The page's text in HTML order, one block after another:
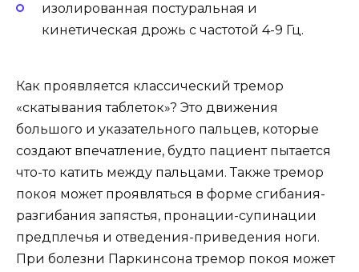
изолированная постуральная и
кинетическая дрожь с частотой 4-9 Гц.
Как проявляется классический тремор
«скатывания таблеток»? Это движения
большого и указательного пальцев, которые
создают впечатление, будто пациент пытается
что-то катить между пальцами. Также тремор
покоя может проявляться в форме сгибания-
разгибания запястья, пронации-супинации
предплечья и отведения-приведения ноги.
При болезни Паркинсона тремор покоя может